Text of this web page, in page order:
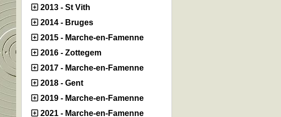
2013 - St Vith
2014 - Bruges
2015 - Marche-en-Famenne
2016 - Zottegem
2017 - Marche-en-Famenne
2018 - Gent
2019 - Marche-en-Famenne
2021 - Marche-en-Famenne